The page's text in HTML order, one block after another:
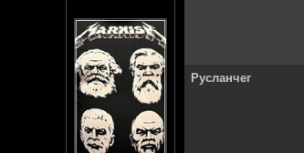
Русланчег